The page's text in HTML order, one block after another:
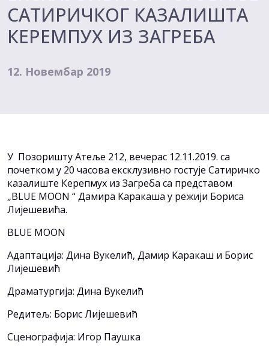
САТИРИЧКОГ КАЗАЛИШТА
КЕРЕМПУХ ИЗ ЗАГРЕБА
12. Новембар 2019
У Позоришту Атеље 212, вечерас 12.11.2019. са
почетком у 20 часова ексклузивно гостује Сатиричко
казалиште Керепмух из Загреба са представом
„BLUE MOON “ Дамира Каракаша у режији Бориса
Лијешевића.
BLUE MOON
Адаптација: Дина Вукелић, Дамир Kаракаш и Борис
Лијешевић
Драматургија: Дина Вукелић
Редитељ: Борис Лијешевић
Сценографија: Игор Паушка